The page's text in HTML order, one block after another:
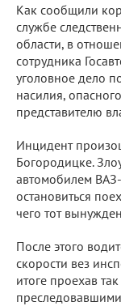
Как сообщили
службе
области, в
сотрудника
уголовное дело
насилия,
представителю
Инцидент
Богородицке.
автомобилем
остановиться
чего тот
После этого
скорости вез
итоге проехав